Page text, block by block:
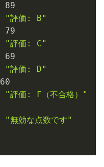
89
"評価: B"
79
"評価: C"
69
"評価: D"
60
"評価: F（不合格）"
"無効な点数です"